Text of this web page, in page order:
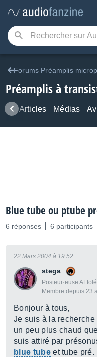
Forums Préamplis
Préamplis à
Articles Médias
Blue tube ou ptube
6 réponses 6 participants
stega
Posteur·euse
Membre depuis 23
22 Mars 2004 à 19:52
Bonjour à tous,
Je suis à la
un peu plus chaud
suis attiré par
blue tubeet tube pré.